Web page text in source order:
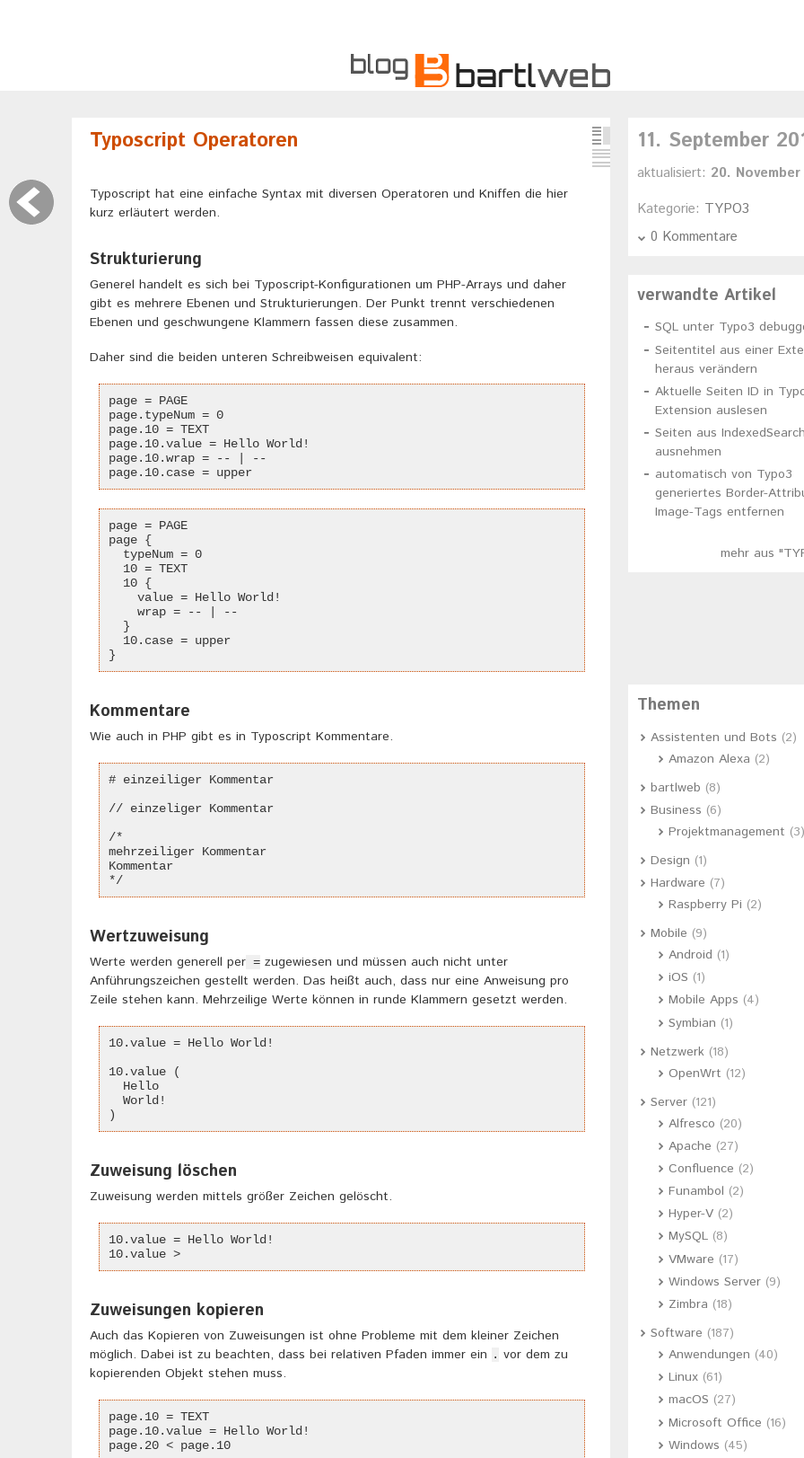
Typoscript Operatoren
Typoscript hat eine einfache Syntax mit diversen Operatoren und Kniffen die hier
kurz erläutert werden.
Strukturierung
Generel handelt es sich bei Typoscript-Konfigurationen um PHP-Arrays und daher
gibt es mehrere Ebenen und Strukturierungen. Der Punkt trennt verschiedenen
Ebenen und geschwungene Klammern fassen diese zusammen.
Daher sind die beiden unteren Schreibweisen equivalent:
page = PAGE
page.typeNum = 0
page.10 = TEXT
page.10.value = Hello World!
page.10.wrap = -- | --
page.10.case = upper
page = PAGE
page {
typeNum = 0
10 = TEXT
10 {
value = Hello World!
wrap = -- | --
}
10.case = upper
}
Kommentare
Wie auch in PHP gibt es in Typoscript Kommentare.
# einzeiliger Kommentar
// einzeliger Kommentar
/*
mehrzeiliger Kommentar
Kommentar
*/
Wertzuweisung
Werte werden generell per = zugewiesen und müssen auch nicht unter
Anführungszeichen gestellt werden. Das heißt auch, dass nur eine Anweisung pro
Zeile stehen kann. Mehrzeilige Werte können in runde Klammern gesetzt werden.
10.value = Hello World!
10.value (
Hello
World!
)
Zuweisung löschen
Zuweisung werden mittels größer Zeichen gelöscht.
10.value = Hello World!
10.value >
Zuweisungen kopieren
Auch das Kopieren von Zuweisungen ist ohne Probleme mit dem kleiner Zeichen
möglich. Dabei ist zu beachten, dass bei relativen Pfaden immer ein . vor dem zu
kopierenden Objekt stehen muss.
page.10 = TEXT
page.10.value = Hello World!
page.20 < page.10
11. September
aktualisiert: 20. November
Kategorie: TYPO3
0 Kommentare
verwandte Artikel
SQL unter Typo3
Seitentitel aus einer
heraus verändern
Aktuelle Seiten ID in
Extension auslesen
Seiten aus IndexedSearch
ausnehmen
automatisch von Typo3
generiertes Border-
Image-Tags entfernen
mehr aus
Themen
Assistenten und Bots (2)
Amazon Alexa (2)
bartlweb (8)
Business (6)
Projektmanagement (3)
Design (1)
Hardware (7)
Raspberry Pi (2)
Mobile (9)
Android (1)
iOS (1)
Mobile Apps (4)
Symbian (1)
Netzwerk (18)
OpenWrt (12)
Server (121)
Alfresco (20)
Apache (27)
Confluence (2)
Funambol (2)
Hyper-V(2)
MySQL(8)
VMware (17)
Windows Server(9)
Zimbra (18)
Software (187)
Anwendungen (40)
Linux(61)
macOS (27)
Microsoft Office (16)
Windows (45)